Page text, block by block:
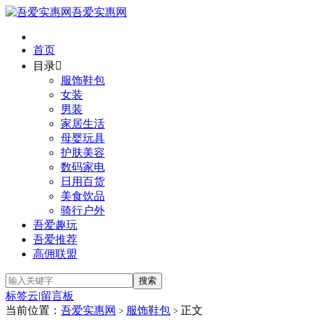
吾爱实惠网
首页
目录
服饰鞋包
女装
男装
家居生活
母婴玩具
护肤美容
数码家电
日用百货
美食饮品
骑行户外
吾爱趣玩
吾爱推荐
高佣联盟
标签云|留言板
当前位置： 吾爱实惠网 > 服饰鞋包 > 正文